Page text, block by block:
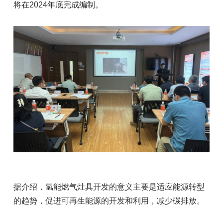
将在2024年底完成编制。
据介绍，氢能燃气灶具开发的意义主要是适应能源转型
的趋势，促进可再生能源的开发和利用，减少碳排放。